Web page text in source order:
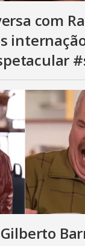
com
Gilberto